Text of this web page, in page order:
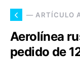
— ARTÍCULO
Aerolínea
pedido de